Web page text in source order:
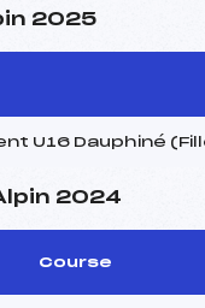
2025
U16 Dauphiné
2024
Course